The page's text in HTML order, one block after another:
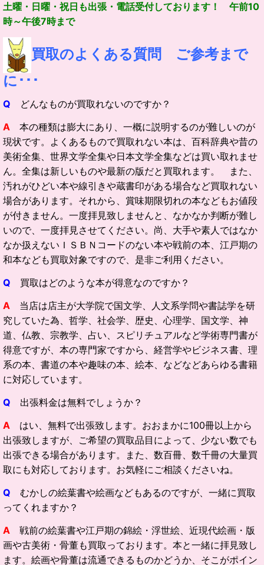
土曜・日曜・祝日も出張・電話受付しております！ 午前10
時～午後7時まで
買取のよくある質問 ご参考まで
に･･･
Q どんなものが買取れないのですか？
A
本の種類は膨大にあり、一概に説明するのが難しいのが
現状です。よくあるもので買取れない本は、百科辞典や昔の
美術全集、世界文学全集や日本文学全集などは買い取れませ
ん。全集は新しいものや最新の版だと買取れます。 また、
汚れがひどい本や線引きや蔵書印がある場合など買取れない
場合があります。それから、賞味期限切れの本などもお値段
が付きません。一度拝見致しませんと、なかなか判断が難し
いので、一度拝見させてください。尚、大手や素人ではなか
なか扱えないＩＳＢＮコードのない本や戦前の本、江戸期の
和本なども買取対象ですので、是非ご利用ください。
Q
買取はどのような本が得意なのですか？
A
当店は店主が大学院で国文学、人文系学問や書誌学を研
究していた為、哲学、社会学、歴史、心理学、国文学、神
道、仏教、宗教学、占い、スピリチュアルなど学術専門書が
得意ですが、本の専門家ですから、経営学やビジネス書、理
系の本、書道の本や趣味の本、絵本、などなどあらゆる書籍
に対応しています。
Q 出張料金は無料でしょうか？
A はい、無料で出張致します。おおまかに100冊以上から
出張致しますが、ご希望の買取品目によって、少ない数でも
出張できる場合があります。また、数百冊、数千冊の大量買
取にも対応しております。お気軽にご相談くださいね。
Q むかしの絵葉書や絵画などもあるのですが、一緒に買取
ってくれますか？
A
戦前の絵葉書や江戸期の錦絵・浮世絵、近現代絵画・版
画や古美術・骨董も買取っております。本と一緒に拝見致し
ます。絵画や骨董は流通できるものかどうか、そこがポイン